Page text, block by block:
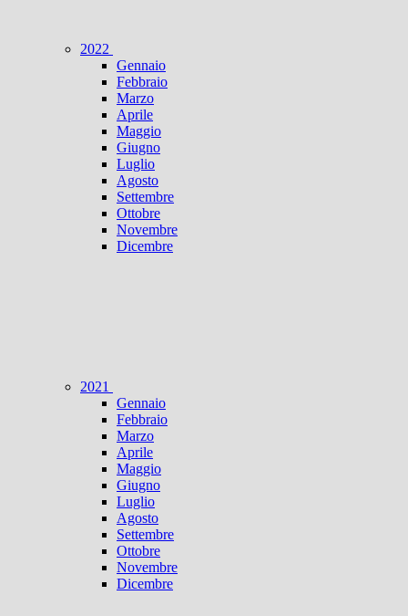
2022
Gennaio
Febbraio
Marzo
Aprile
Maggio
Giugno
Luglio
Agosto
Settembre
Ottobre
Novembre
Dicembre
2021
Gennaio
Febbraio
Marzo
Aprile
Maggio
Giugno
Luglio
Agosto
Settembre
Ottobre
Novembre
Dicembre